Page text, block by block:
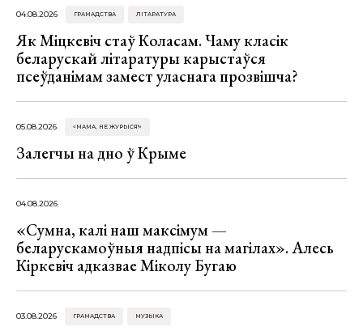
04.08.2026 ГРАМАДСТВА ЛІТАРАТУРА
Як Міцкевіч стаў Коласам. Чаму класік
беларускай літаратуры карыстаўся
псеўданімам замест уласнага прозвішча?
05.08.2026 «МАМА, НЕ ЖУРЫСЯ!»
Залегчы на дно ў Крыме
04.08.2026
«Сумна, калі наш максімум —
беларускамоўныя надпісы на магілах». Алесь
Кіркевіч адказвае Міколу Бугаю
03.08.2026 ГРАМАДСТВА МУЗЫКА